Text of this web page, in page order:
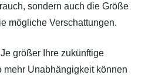
sondern auch die Größe
mögliche Verschattungen.
größer Ihre zukünftige
mehr Unabhängigkeit können